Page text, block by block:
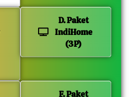
D. Paket
IndiHome
(3P)
F. Paket